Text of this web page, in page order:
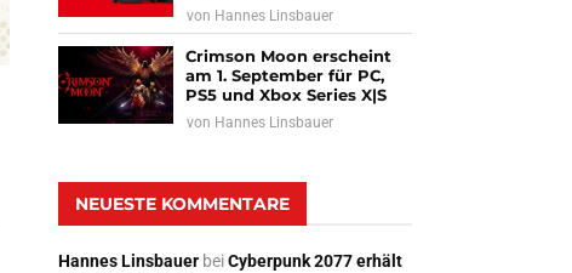
von Hannes Linsbauer
Crimson Moon erscheint
am 1. September für PC,
PS5 und Xbox Series X|S
von Hannes Linsbauer
NEUESTE KOMMENTARE
Hannes Linsbauer beiCyberpunk 2077 erhält